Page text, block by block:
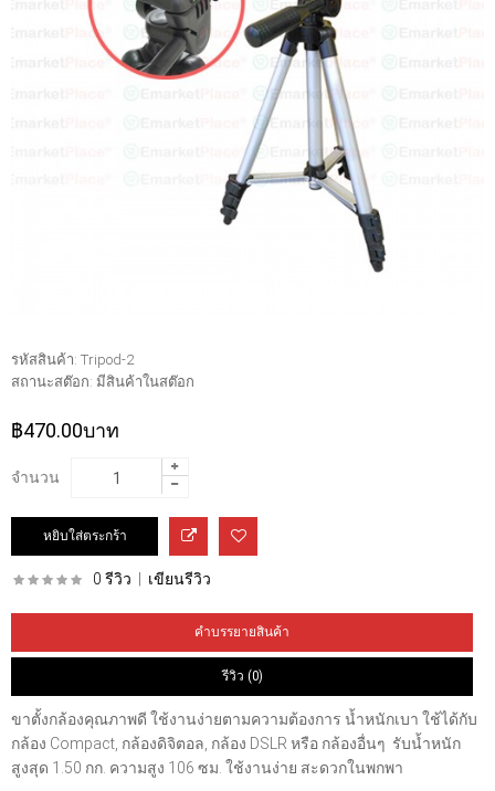
รหัสสินค้า: Tripod-2
สถานะสต๊อก: มีสินค้าในสต๊อก
฿470.00บาท
จำนวน
0 รีวิว เขียนรีวิว
คำบรรยายสินค้า
รีวิว (0)
ขาตั้งกล้องคุณภาพดี ใช้งานง่ายตามความต้องการ น้ำหนักเบา ใช้ได้กับ
กล้อง Compact, กล้องดิจิตอล, กล้อง DSLR หรือ กล้องอื่นๆ รับน้ำหนัก
สูงสุด 1.50 กก. ความสูง 106 ซม. ใช้งานง่าย สะดวกในพกพา